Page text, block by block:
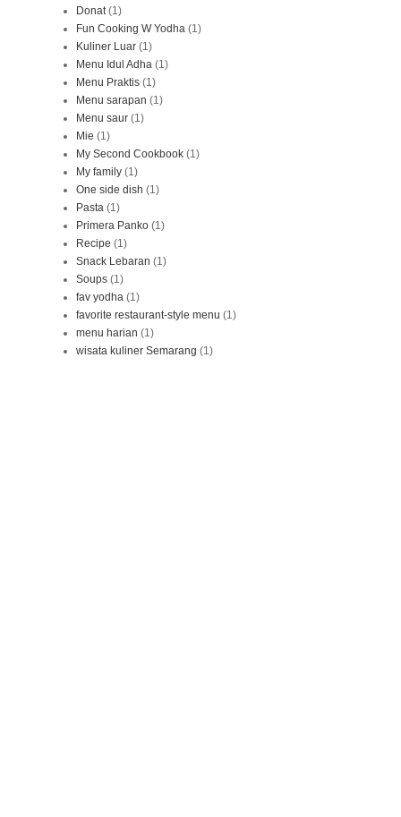
Donat (1)
Fun Cooking W Yodha (1)
Kuliner Luar (1)
Menu Idul Adha (1)
Menu Praktis (1)
Menu sarapan (1)
Menu saur (1)
Mie (1)
My Second Cookbook (1)
My family (1)
One side dish (1)
Pasta (1)
Primera Panko (1)
Recipe (1)
Snack Lebaran (1)
Soups (1)
fav yodha (1)
favorite restaurant-style menu (1)
menu harian (1)
wisata kuliner Semarang (1)